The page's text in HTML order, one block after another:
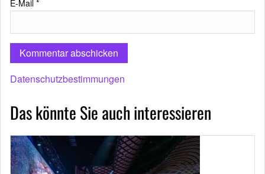
E-Mail *
Datenschutzbestimmungen
Das könnte Sie auch interessieren